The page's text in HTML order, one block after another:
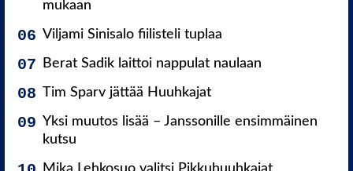
mukaan
Viljami Sinisalo fiilisteli tuplaa
Berat Sadik laittoi nappulat naulaan
Tim Sparv jättää Huuhkajat
Yksi muutos lisää – Janssonille ensimmäinen
kutsu